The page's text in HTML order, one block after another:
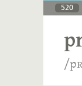
520
/